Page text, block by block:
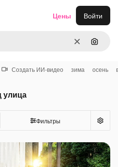
ОчиститьПоиск
Цены Войти
Создать ИИ-видео зима осень
улица
Фильтры